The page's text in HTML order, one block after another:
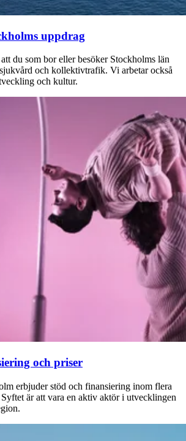
uppdrag
du som bor eller besöker Stockholms län
och kollektivtrafik. Vi arbetar också
och kultur.
och priser
erbjuder stöd och finansiering inom flera
är att vara en aktiv aktör i utvecklingen